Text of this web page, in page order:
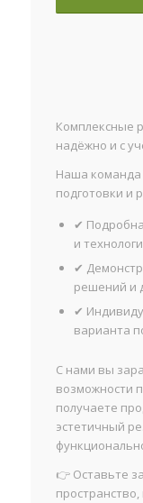
Комплексные
надёжно и с
Наша команда
подготовки и
✔
и
✔
решений и
✔
варианта
С нами вы
возможности
получаете
эстетичный
👉 Оставьте